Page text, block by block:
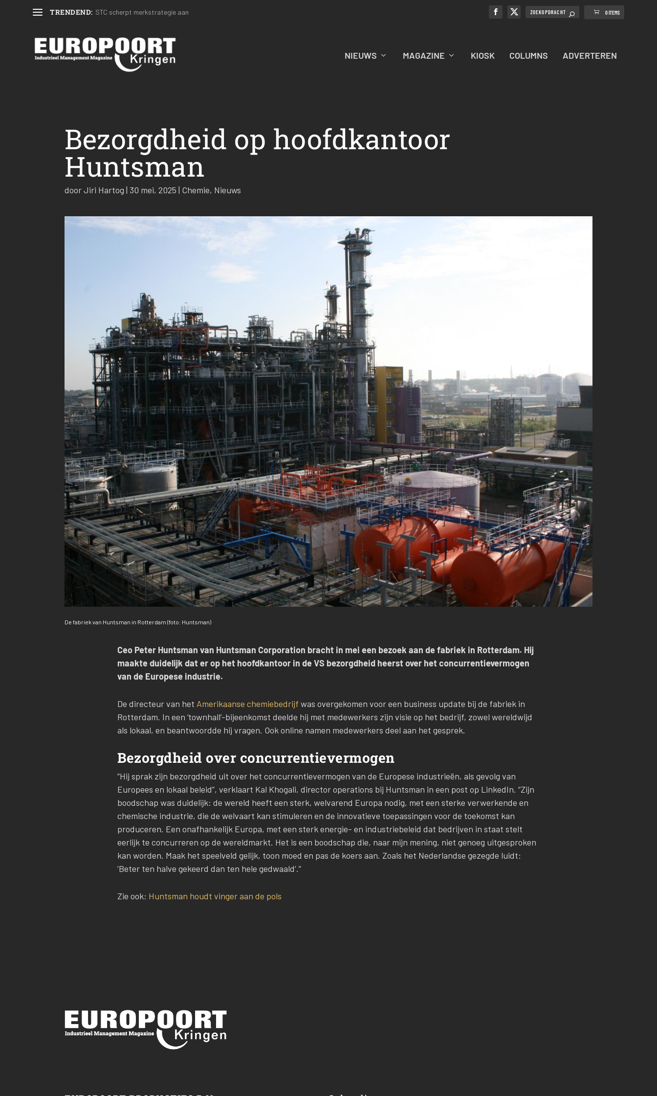
TRENDEND: STC scherpt merkstrategie aan 0 ITEMS
NIEUWS MAGAZINE KIOSK COLUMNS ADVERTEREN
Bezorgdheid op hoofdkantoor
Huntsman
doorJiri Hartog | 30 mei, 2025 | Chemie, Nieuws
De fabriek van Huntsman in Rotterdam (foto: Huntsman)
Ceo Peter Huntsman van Huntsman Corporation bracht in mei een bezoek aan de fabriek in Rotterdam. Hij
maakte duidelijk dat er op het hoofdkantoor in de VS bezorgdheid heerst over het concurrentievermogen
van de Europese industrie.
De directeur van het Amerikaanse chemiebedrijf was overgekomen voor een business update bij de fabriek in
Rotterdam. In een ‘townhall’-bijeenkomst deelde hij met medewerkers zijn visie op het bedrijf, zowel wereldwijd
als lokaal, en beantwoordde hij vragen. Ook online namen medewerkers deel aan het gesprek.
Bezorgdheid over concurrentievermogen
“Hij sprak zijn bezorgdheid uit over het concurrentievermogen van de Europese industrieën, als gevolg van
Europees en lokaal beleid”, verklaart Kal Khogali, director operations bij Huntsman in een post op LinkedIn. “Zijn
boodschap was duidelijk: de wereld heeft een sterk, welvarend Europa nodig, met een sterke verwerkende en
chemische industrie, die de welvaart kan stimuleren en de innovatieve toepassingen voor de toekomst kan
produceren. Een onafhankelijk Europa, met een sterk energie- en industriebeleid dat bedrijven in staat stelt
eerlijk te concurreren op de wereldmarkt. Het is een boodschap die, naar mijn mening, niet genoeg uitgesproken
kan worden. Maak het speelveld gelijk, toon moed en pas de koers aan. Zoals het Nederlandse gezegde luidt:
’Beter ten halve gekeerd dan ten hele gedwaald’.”
Zie ook: Huntsman houdt vinger aan de pols